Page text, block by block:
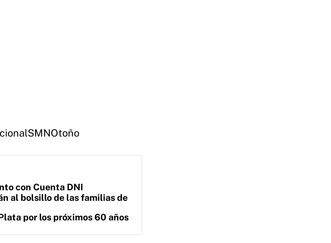
SMNOtoño
con Cuenta DNI
al bolsillo de las familias de
por los próximos 60 años